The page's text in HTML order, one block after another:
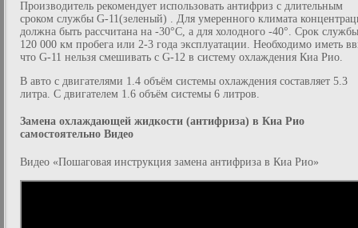
Производитель рекомендует использовать антифриз с длительным
сроком службы G-11(зеленый) . Для умеренного климата
должна быть рассчитана на -30°C, а для холодного -40°. Срок службы
120 000 км пробега или 2-3 года эксплуатации. Необходимо иметь
что G-11 нельзя смешивать с G-12 в систему охлаждения Киа Рио.
В авто с двигателями 1.4 объём системы охлаждения составляет 5.3
литра. С двигателем 1.6 объём системы 6 литров.
Замена охлаждающей жидкости (антифриза) в Киа Рио
самостоятельно Видео
Видео «Пошаговая инструкция замена антифриза в Киа Рио»